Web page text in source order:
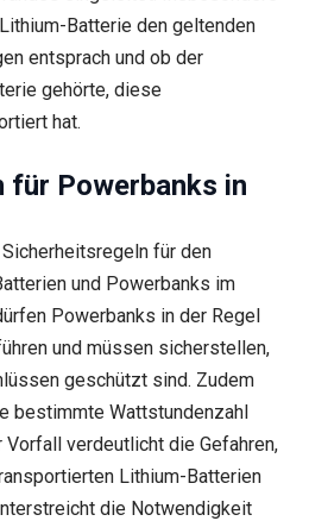
Batterie den geltenden
entsprach und ob der
gehörte, diese
hat.
für Powerbanks in
für den
und Powerbanks im
Powerbanks in der Regel
und müssen sicherstellen,
geschützt sind. Zudem
bestimmte Wattstundenzahl
verdeutlicht die Gefahren,
Lithium-Batterien
die Notwendigkeit